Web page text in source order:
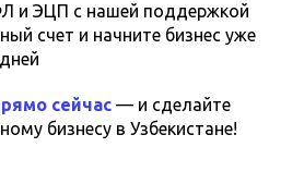
и ЭЦП с нашей поддержкой
счет и начните бизнес уже
сейчас — и сделайте
бизнесу в Узбекистане!